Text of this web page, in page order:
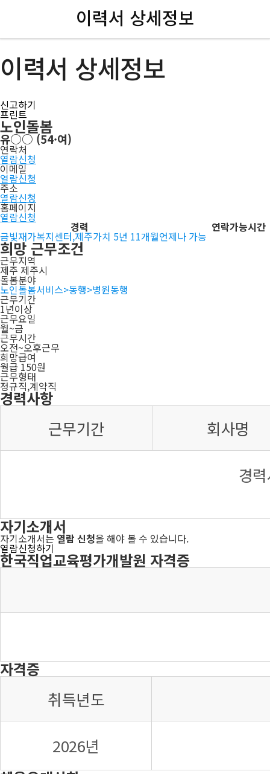
이력서 상세정보
이력서 상세정보
신고하기
프린트
노인돌봄
유○○(54·여)
연락처
열람신청
이메일
열람신청
주소
열람신청
홈페이지
열람신청
경력 연락가능시간
금빛재가복지센터,제주가치 5년 11개월언제나 가능
희망 근무조건
근무지역
제주 제주시
돌봄분야
노인돌봄서비스>동행>병원동행
근무기간
1년이상
근무요일
월~금
근무시간
오전~오후근무
희망급여
월급 150원
근무형태
정규직,계약직
경력사항
근무기간 회사명
경
자기소개서
자기소개서는 열람 신청을 해야 볼 수 있습니다.
열람신청하기
한국직업교육평가개발원 자격증
자격증
취득년도
2026년